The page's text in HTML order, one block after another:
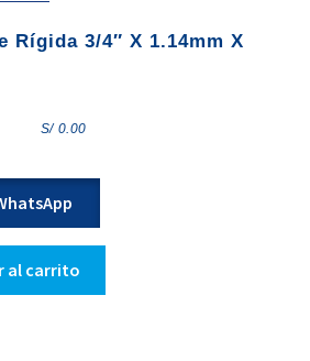
Rígida 3/4″ X 1.14mm X
S/0.00
al carrito